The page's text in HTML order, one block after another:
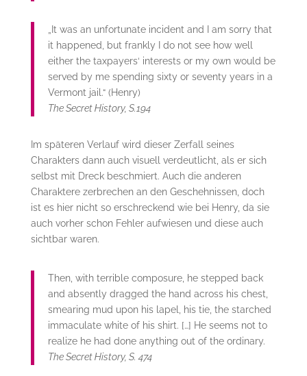
„It was an unfortunate incident and I am sorry that
it happened, but frankly I do not see how well
either the taxpayers‘ interests or my own would be
served by me spending sixty or seventy years in a
Vermont jail.“ (Henry)
The Secret History, S.194
Im späteren Verlauf wird dieser Zerfall seines
Charakters dann auch visuell verdeutlicht, als er sich
selbst mit Dreck beschmiert. Auch die anderen
Charaktere zerbrechen an den Geschehnissen, doch
ist es hier nicht so erschreckend wie bei Henry, da sie
auch vorher schon Fehler aufwiesen und diese auch
sichtbar waren.
Then, with terrible composure, he stepped back
and absently dragged the hand across his chest,
smearing mud upon his lapel, his tie, the starched
immaculate white of his shirt. […] He seems not to
realize he had done anything out of the ordinary.
The Secret History, S. 474